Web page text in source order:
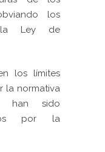
los
la Ley de
los límites
la normativa
han sido
por la